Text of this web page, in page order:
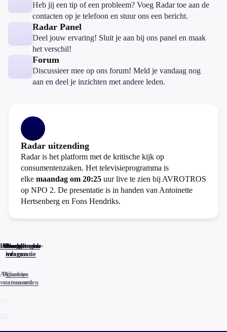
Heb jij een tip of een probleem? Voeg Radar toe aan de
contacten op je telefoon en stuur ons een bericht.
Radar Panel
Deel jouw ervaring! Sluit je aan bij ons panel en maak
het verschil!
Forum
Discussieer mee op ons forum! Meld je vandaag nog
aan en deel je inzichten met andere leden.
Radar uitzending
Radar is het platform met de kritische kijk op
consumentenzaken. Het televisieprogramma is
elke maandag om 20:25 uur live te zien bij AVROTROS
op NPO 2. De presentatie is in handen van Antoinette
Hertsenberg en Fons Hendriks.
Home
Actueel
Uitzendingen
Reacties
Programma-
informatie
Veelgestelde
vragen
Algemene
voorwaarden
Privacy
statements
Cookies